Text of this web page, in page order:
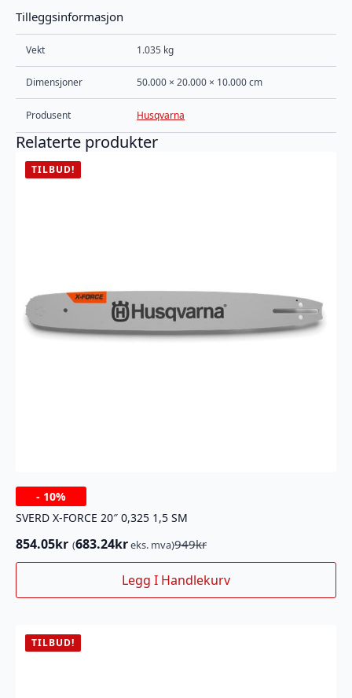
Tilleggsinformasjon
Vekt 1.035 kg
Dimensjoner 50.000 × 20.000 × 10.000 cm
Produsent Husqvarna
Relaterte produkter
TILBUD!
- 10%
SVERD X-FORCE 20″ 0,325 1,5 SM
949kr
Opprinnelig
pris
949kr.
854.05kr
Nåværende
pris
854.05kr.
(683.24kreks. mva)
Legg I Handlekurv
TILBUD!